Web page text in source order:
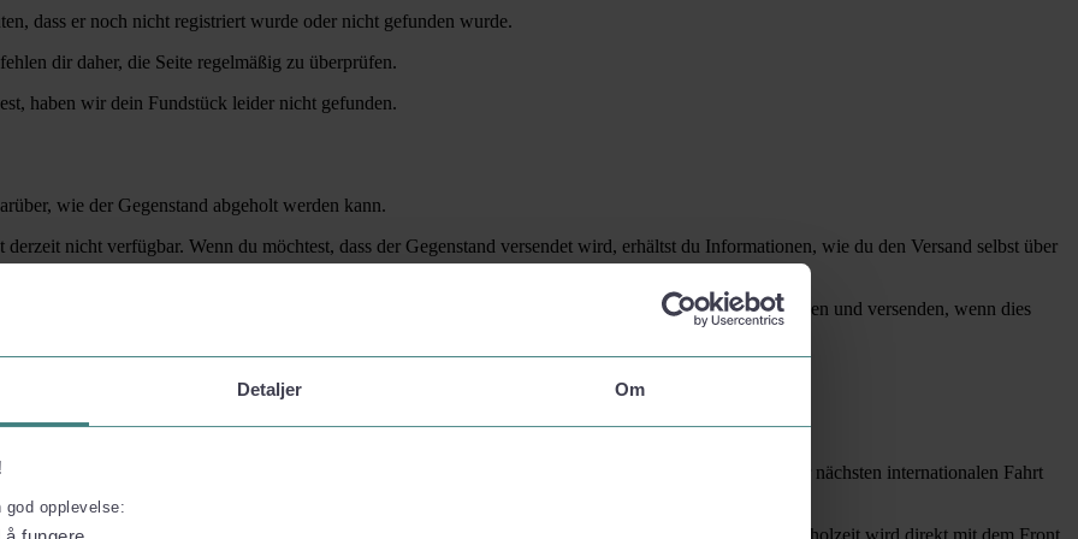
Detaljer Om
opplevelse:
dass er noch nicht registriert wurde oder nicht gefunden wurde.
dir daher, die Seite regelmäßig zu überprüfen.
haben wir dein Fundstück leider nicht gefunden.
wie der Gegenstand abgeholt werden kann.
nicht verfügbar. Wenn du möchtest, dass der Gegenstand versendet wird, erhältst du Informationen, wie du den Versand selbst über
und die Lieferadresse über iLost zurückgesendet werden. Fjord Line kann den Gegenstand erst verpacken und versenden, wenn dies
an einem Terminal abgeholt oder per Post versendet werden. Solche Waren müssen bei deiner nächsten internationalen Fahrt